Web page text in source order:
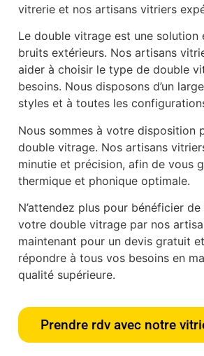
vitrerie et nos artisans vitriers
Le double vitrage est une
bruits extérieurs. Nos artisans
aider à choisir le type de double
besoins. Nous disposons d’un
styles et à toutes les
Nous sommes à votre disposition
double vitrage. Nos artisans
minutie et précision, afin de vous
thermique et phonique optimale.
N’attendez plus pour bénéficier
votre double vitrage par nos
maintenant pour un devis gratuit
répondre à tous vos besoins en
qualité supérieure.
Prendre rdv avec notre